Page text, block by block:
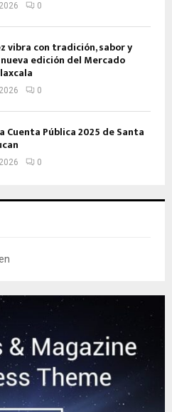
0
vibra con tradición, sabor y
edición del Mercado
0
Cuenta Pública 2025 de Santa
0